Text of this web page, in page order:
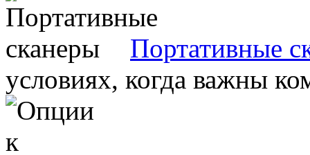
Портативные
условиях, когда важны